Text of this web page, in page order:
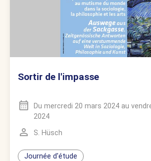
Sortir de l'impasse
Du mercredi 20 mars 2024 au
2024
S. Hüsch
Journée d'étude